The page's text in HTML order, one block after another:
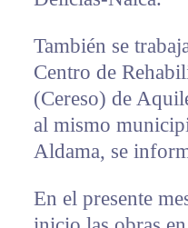
También se
Centro de
(Cereso) de
al mismo
Aldama, se
En el presente